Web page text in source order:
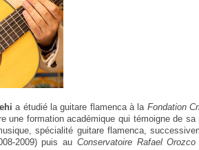
a étudié la guitare flamenca à la Fondation
une formation académique qui témoigne de
spécialité guitare flamenca,
2009) puis au Conservatoire Rafael Orozco